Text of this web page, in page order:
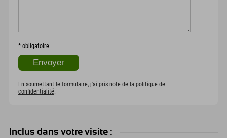
* obligatoire
En soumettant le formulaire, j'ai pris note de la politique de
confidentialité.
Inclus dans votre visite :